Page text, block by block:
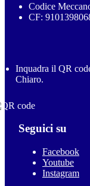
Codice
CF:
Inquadra il QR
Chiaro.
Seguici su
Facebook
Youtube
Instagram